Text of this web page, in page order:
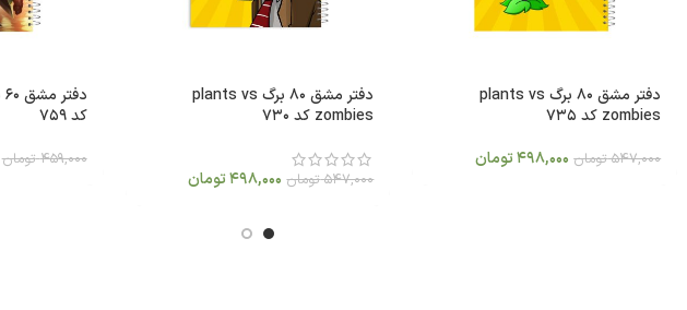
دفتر مشق 80 برگ plants vs
zombies کد 735
547,000 تومان 498,000تومان
دفتر مشق 80 برگ plants vs
zombies کد 730
547,000 تومان 498,000تومان
کد 759
459,000 تومان